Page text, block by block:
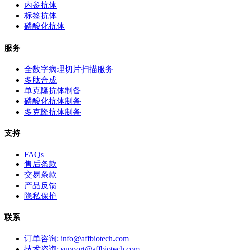
内参抗体
标签抗体
磷酸化抗体
服务
全数字病理切片扫描服务
多肽合成
单克隆抗体制备
磷酸化抗体制备
多克隆抗体制备
支持
FAQs
售后条款
交易条款
产品反馈
隐私保护
联系
订单咨询: info@affbiotech.com